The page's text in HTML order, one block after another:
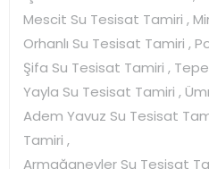
Mescit Su Tesisat Tamiri ,
Orhanlı Su Tesisat Tamiri ,
Şifa Su Tesisat Tamiri ,
Yayla Su Tesisat Tamiri ,
Adem Yavuz Su Tesisat
Tamiri ,
Armağanevler Su Tesisat